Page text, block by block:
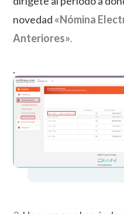
novedad «Nómina
Anteriores».